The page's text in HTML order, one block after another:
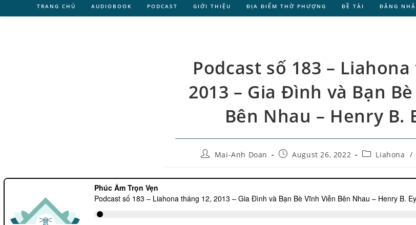
TRANG CHỦ AUDIOBOOK PODCAST GIỚI THIỆU ĐỊA ĐIỂM THỜ PHƯỢNG ĐỀ TÀI ĐĂNG
Podcast số 183 –
2013 – Gia Đình và Bạn
Bên Nhau – Henry B.
Mai-Anh Doan August 26, 2022 Liahona /